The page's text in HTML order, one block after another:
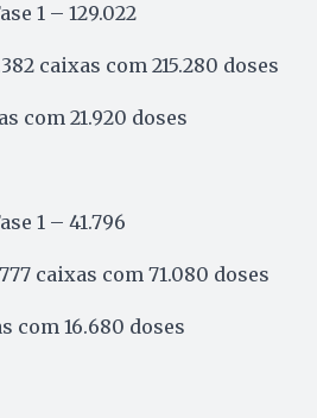
1 – 129.022
caixas com 215.280 doses
com 21.920 doses
1 – 41.796
caixas com 71.080 doses
com 16.680 doses